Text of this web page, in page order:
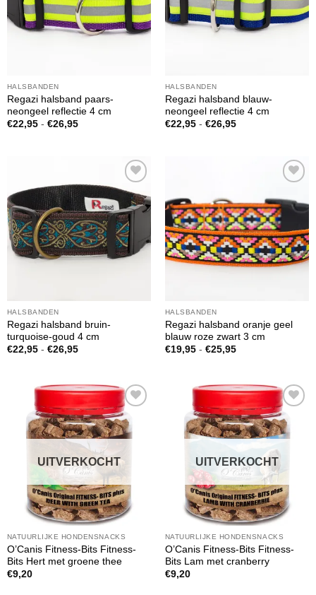
HALSBANDEN
Regazi halsband paars-
neongeel reflectie 4 cm
€22,95 - €26,95Prijsklasse:
HALSBANDEN
Regazi halsband blauw-
neongeel reflectie 4 cm
€22,95 - €26,95Prijsklasse:
Toevoegen
aan
verlanglijst
HALSBANDEN
Regazi halsband bruin-
turquoise-goud 4 cm
€22,95 - €26,95Prijsklasse:
aan
verlanglijst
HALSBANDEN
Regazi halsband oranje geel
blauw roze zwart 3 cm
€19,95 - €25,95Prijsklasse:
Toevoegen
aan
verlanglijst
UITVERKOCHT
NATUURLIJKE HONDENSNACKS
O’Canis Fitness-Bits Fitness-
Bits Hert met groene thee
€9,20
Toevoegen
aan
verlanglijst
UITVERKOCHT
NATUURLIJKE HONDENSNACKS
O’Canis Fitness-Bits Fitness-
Bits Lam met cranberry
€9,20